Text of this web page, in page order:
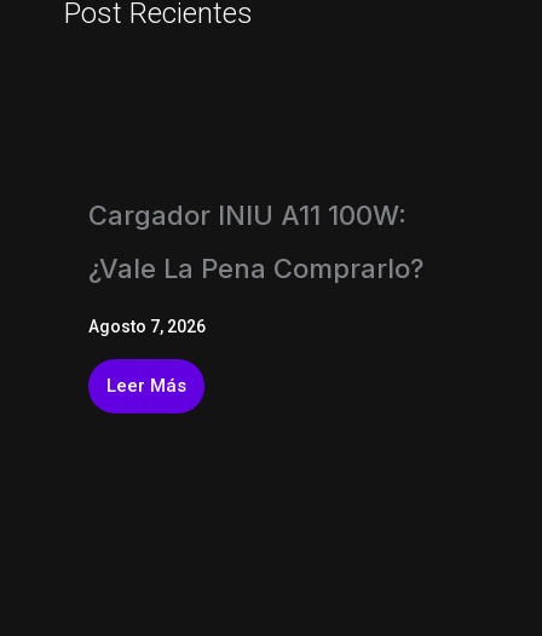
Post Recientes
Cargador INIU A11 100W:
¿vale La Pena Comprarlo?
Agosto 7, 2026
Leer Más